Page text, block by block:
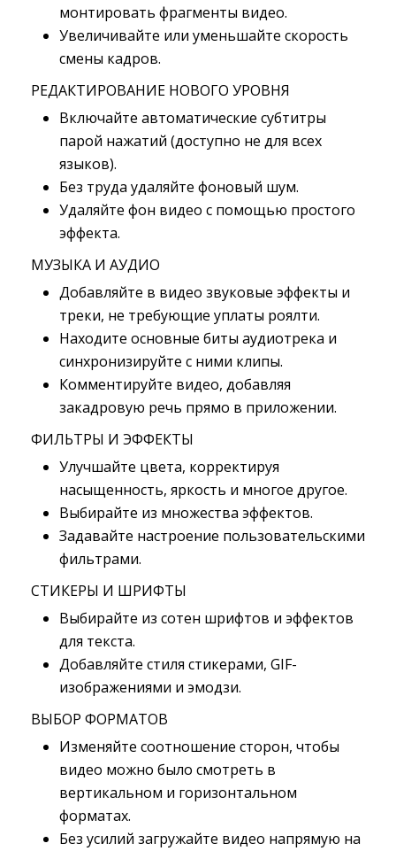
монтировать фрагменты видео.
Увеличивайте или уменьшайте скорость
смены кадров.
РЕДАКТИРОВАНИЕ НОВОГО УРОВНЯ
Включайте автоматические субтитры
парой нажатий (доступно не для всех
языков).
Без труда удаляйте фоновый шум.
Удаляйте фон видео с помощью простого
эффекта.
МУЗЫКА И АУДИО
Добавляйте в видео звуковые эффекты и
треки, не требующие уплаты роялти.
Находите основные биты аудиотрека и
синхронизируйте с ними клипы.
Комментируйте видео, добавляя
закадровую речь прямо в приложении.
ФИЛЬТРЫ И ЭФФЕКТЫ
Улучшайте цвета, корректируя
насыщенность, яркость и многое другое.
Выбирайте из множества эффектов.
Задавайте настроение пользовательскими
фильтрами.
СТИКЕРЫ И ШРИФТЫ
Выбирайте из сотен шрифтов и эффектов
для текста.
Добавляйте стиля стикерами, GIF-
изображениями и эмодзи.
ВЫБОР ФОРМАТОВ
Изменяйте соотношение сторон, чтобы
видео можно было смотреть в
вертикальном и горизонтальном
форматах.
Без усилий загружайте видео напрямую на